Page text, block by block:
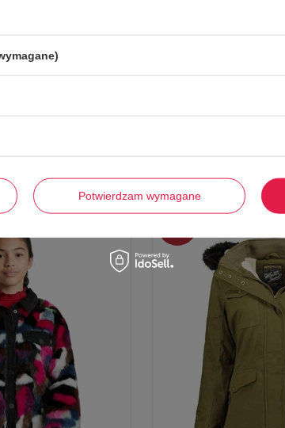
zestaw i dodaj do
Potwierdzam wymagane